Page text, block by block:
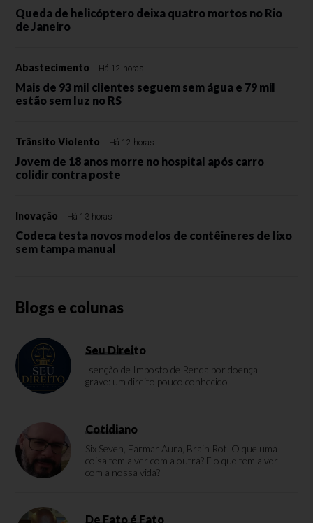
Queda de helicóptero deixa quatro mortos no Rio
de Janeiro
Abastecimento Há 12 horas
Mais de 93 mil clientes seguem sem água e 79 mil
estão sem luz no RS
Trânsito Violento Há 12 horas
Jovem de 18 anos morre no hospital após carro
colidir contra poste
Inovação Há 13 horas
Codeca testa novos modelos de contêineres de lixo
sem tampa manual
Blogs e colunas
Seu Direito
Isenção de Imposto de Renda por doença
grave: um direito pouco conhecido
Cotidiano
Six Seven, Farmar Aura, Brain Rot. O que uma
coisa tem a ver com a outra? E o que tem a ver
com a nossa vida?
De Fato é Fato